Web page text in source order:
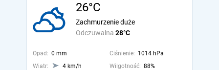
26°C
Odczuwalna 28°C
Zachmurzenie duże
Opad: 0 mm Ciśnienie: 1014 hPa
Wiatr:
4 km/h Wilgotność: 88%